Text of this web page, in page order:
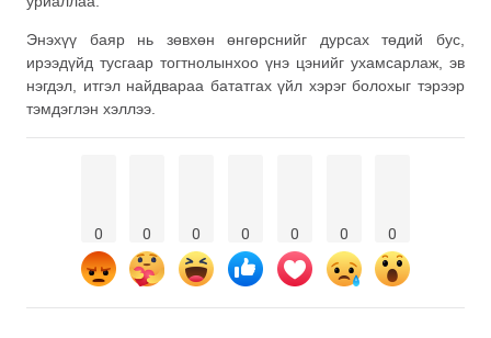
Энэхүү баяр нь зөвхөн өнгөрснийг дурсах төдий бус,
ирээдүйд тусгаар тогтнолынхоо үнэ цэнийг ухамсарлаж, эв
нэгдэл, итгэл найдвараа бататгах үйл хэрэг болохыг тэрээр
тэмдэглэн хэллээ.
0 0 0 0 0 0 0